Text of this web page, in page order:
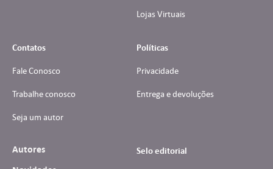
Lojas Virtuais
Contatos
Fale Conosco
Trabalhe conosco
Seja um autor
Políticas
Privacidade
Entrega e devoluções
Autores
Selo editorial